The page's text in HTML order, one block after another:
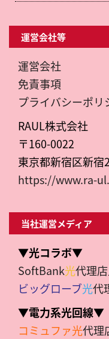
運営会社等
運営会社
免責事項
プライバシーポリ
RAUL株式会社
〒160-0022
東京都新宿区新宿
https://www.ra-
当社運営メディア
▼光コラボ▼
SoftBank光代理
ビッグローブ光代
▼電力系光回線▼
コミュファ光代理